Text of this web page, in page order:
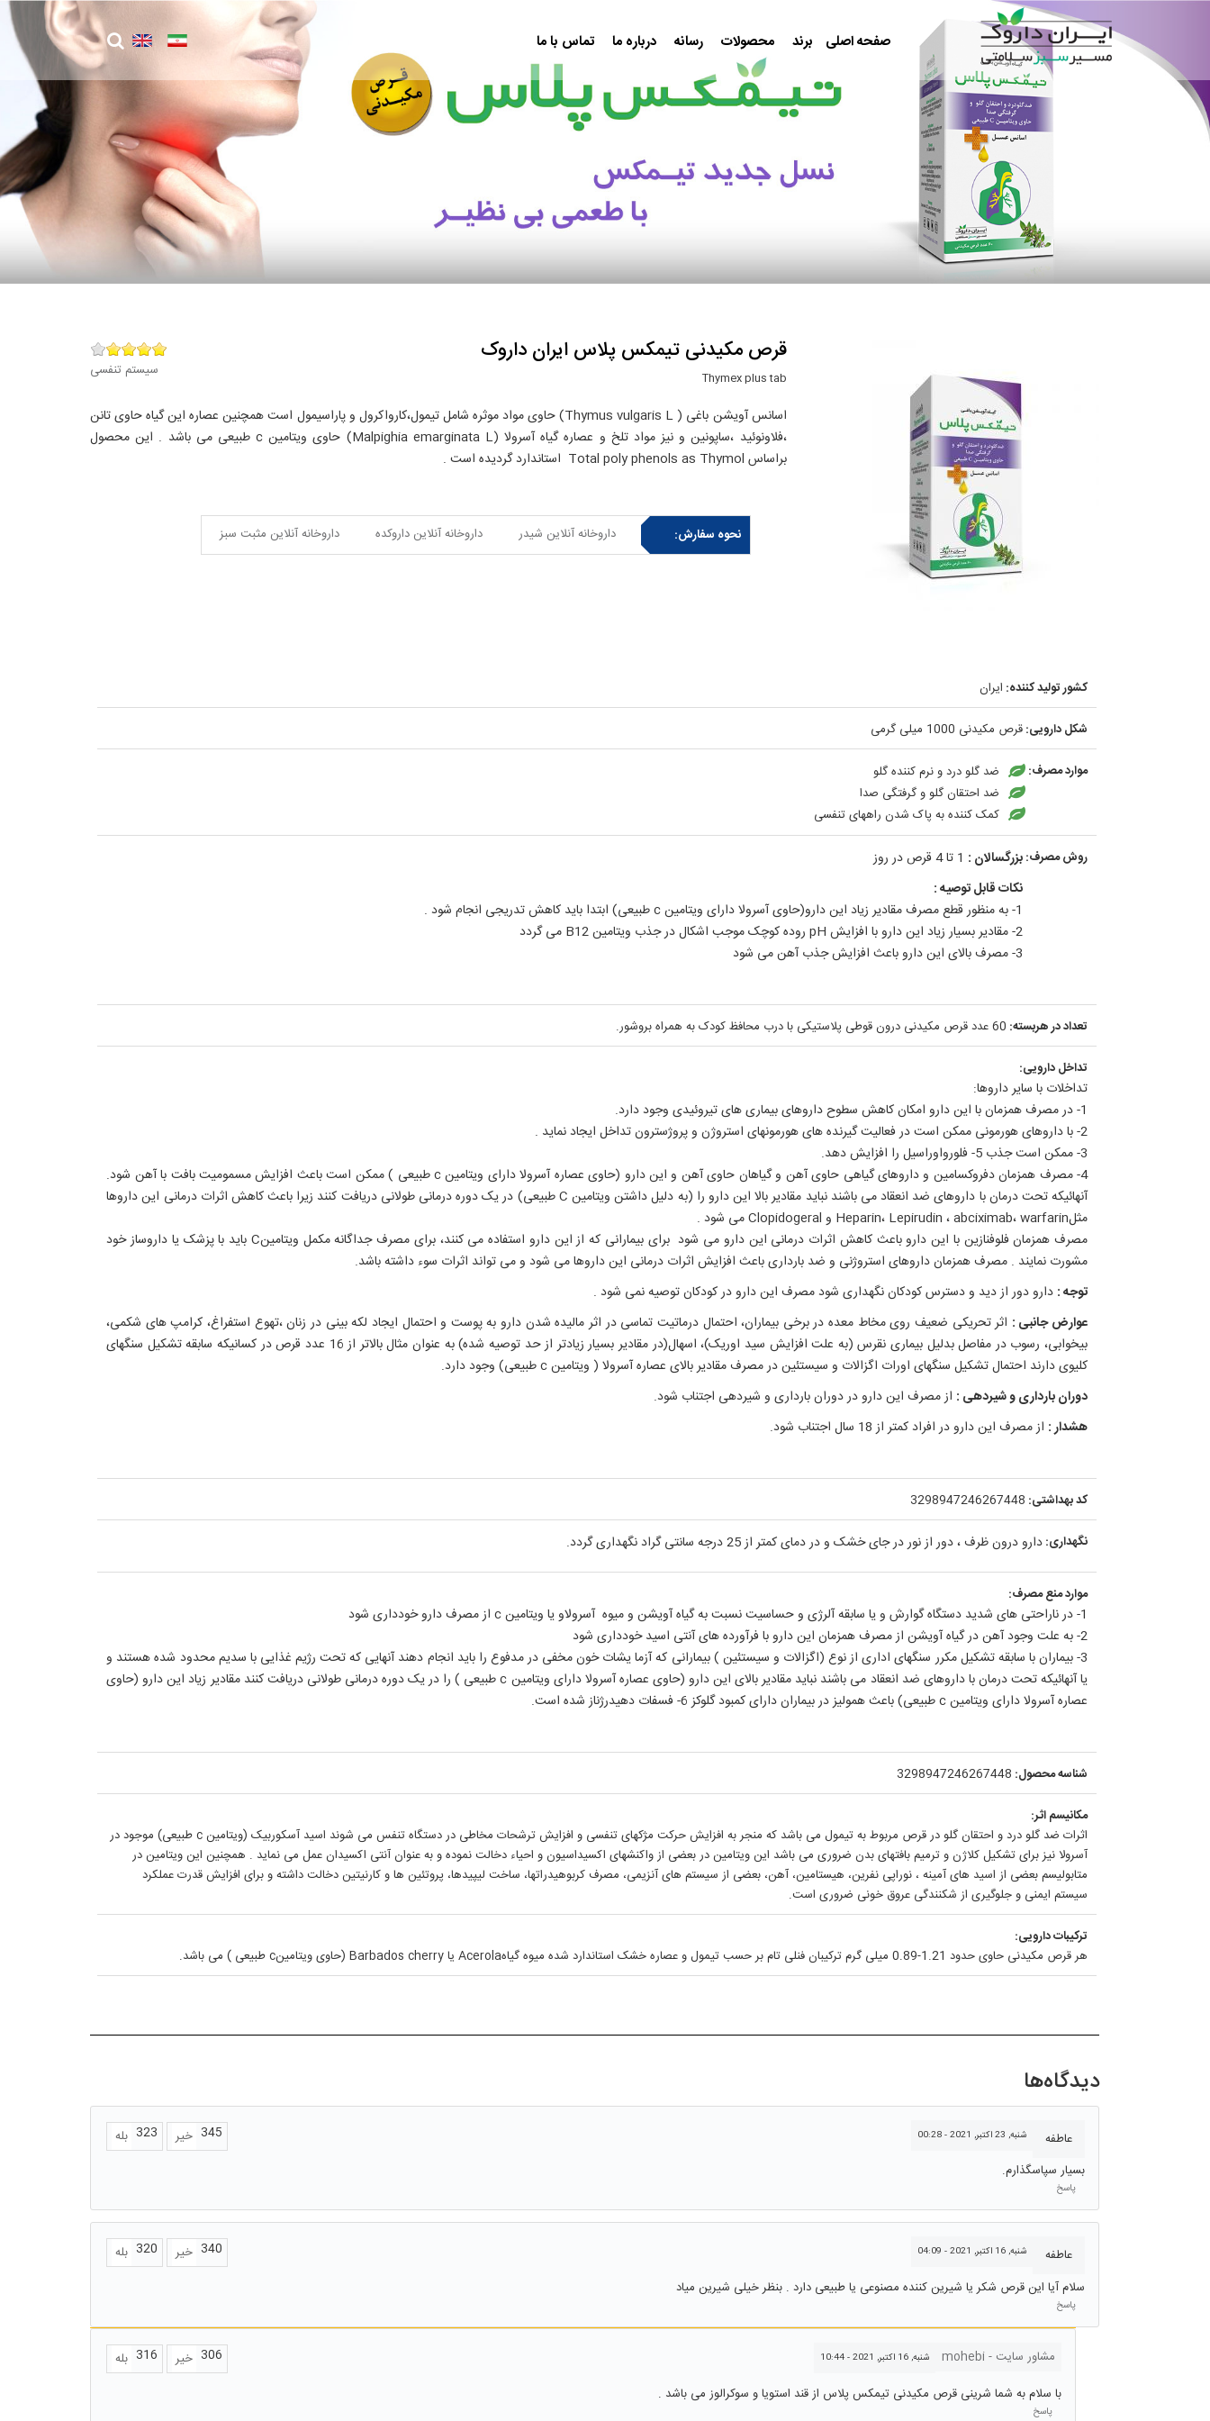
صفحه اصلی برند محصولات رسانه درباره ما تماس با ما
قرص مکیدنی تیمکس پلاس ایران داروک
Thymex plus tab سیستم تنفسی
اسانس آویشن باغی ( Thymus vulgaris L) حاوی مواد موثره شامل تیمول،کارواکرول و پاراسیمول است همچنین عصاره این گیاه حاوی تانن
،فلاونوئید ،ساپونین و نیز مواد تلخ و عصاره گیاه آسرولا (Malpighia emarginata L) حاوی ویتامین c طبیعی می باشد . این محصول
براساس Total poly phenols as Thymol استاندارد گردیده است .
نحوه سفارش: داروخانه آنلاین شیدر داروخانه آنلاین داروکده داروخانه آنلاین مثبت سبز
کشور تولید کننده: ایران
شکل دارویی:قرص مکیدنی 1000 میلی گرمی
موارد مصرف:
ضد گلو درد و نرم کننده گلو
ضد احتقان گلو و گرفتگی صدا
کمک کننده به پاک شدن راههای تنفسی
روش مصرف:بزرگسالان :
نکات قابل توصیه :
1- به منظور قطع مصرف مقادیر زیاد این دارو(حاوی آسرولا دارای ویتامین c طبیعی) ابتدا باید کاهش تدریجی انجام شود .
2- مقادیر بسیار زیاد این دارو با افزایش pH روده کوچک موجب اشکال در جذب ویتامین B12 می گردد
3- مصرف بالای این دارو باعث افزایش جذب آهن می شود
تعداد در هربسته: 60 عدد قرص مکیدنی درون قوطی پلاستیکی با درب محافظ کودک به همراه بروشور.
تداخل دارویی:
تداخلات با سایر داروها:
1- در مصرف همزمان با این دارو امکان کاهش سطوح داروهای بیماری های تیروئیدی وجود دارد.
2- با داروهای هورمونی ممکن است در فعالیت گیرنده های هورمونهای استروژن و پروژسترون تداخل ایجاد نماید .
3- ممکن است جذب 5- فلورواوراسیل را افزایش دهد.
4- مصرف همزمان دفروکسامین و داروهای گیاهی حاوی آهن و گیاهان حاوی آهن و این دارو (حاوی عصاره آسرولا دارای ویتامین c طبیعی ) ممکن است باعث افزایش مسمومیت بافت با آهن شود.
آنهائیکه تحت درمان با داروهای ضد انعقاد می باشند نباید مقادیر بالا این دارو را (به دلیل داشتن ویتامین C طبیعی) در یک دوره درمانی طولانی دریافت کنند زیرا باعث کاهش اثرات درمانی این داروها
مثلHeparin، Lepirudin ، abciximab، warfarin و Clopidogeral می شود .
مصرف همزمان فلوفنازین با این دارو باعث کاهش اثرات درمانی این دارو می شود برای بیمارانی که از این دارو استفاده می کنند، برای مصرف جداگانه مکمل ویتامینC باید با پزشک یا داروساز خود
مشورت نمایند . مصرف همزمان داروهای استروژنی و ضد بارداری باعث افزایش اثرات درمانی این داروها می شود و می تواند اثرات سوء داشته باشد.
توجه : دارو دور از دید و دسترس کودکان نگهداری شود مصرف این دارو در کودکان توصیه نمی شود .
عوارض جانبی : اثر تحریکی ضعیف روی مخاط معده در برخی بیماران، احتمال درماتیت تماسی در اثر مالیده شدن دارو به پوست و احتمال ایجاد لکه بینی در زنان ،تهوع استفراغ، کرامپ های شکمی،
بیخوابی، رسوب در مفاصل بدلیل بیماری نقرس (به علت افزایش سید اوریک)، اسهال(در مقادیر بسیار زیادتر از حد توصیه شده) به عنوان مثال بالاتر از 16 عدد قرص در کسانیکه سابقه تشکیل سنگهای
کلیوی دارند احتمال تشکیل سنگهای اورات اگزالات و سیستئین در مصرف مقادیر بالای عصاره آسرولا ( ویتامین c طبیعی) وجود دارد.
دوران بارداری و شیردهی : از مصرف این دارو در دوران بارداری و شیردهی اجتناب شود.
هشدار : از مصرف این دارو در افراد کمتر از 18 سال اجتناب شود.
کد بهداشتی: 3298947246267448
نگهداری:دارو درون ظرف ، دور از نور در جای خشک و در دمای کمتر از 25 درجه سانتی گراد نگهداری گردد.
موارد منع مصرف:
1- در ناراحتی های شدید دستگاه گوارش و یا سابقه آلرژی و حساسیت نسبت به گیاه آویشن و میوه آسرولاو یا ویتامین c از مصرف دارو خودداری شود
2- به علت وجود آهن در گیاه آویشن از مصرف همزمان این دارو با فرآورده های آنتی اسید خودداری شود
3- بیماران با سابقه تشکیل مکرر سنگهای اداری از نوع (اگزالات و سیستئین ) بیمارانی که آزما یشات خون مخفی در مدفوع را باید انجام دهند آنهایی که تحت رژیم غذایی با سدیم محدود شده هستند و
یا آنهائیکه تحت درمان با داروهای ضد انعقاد می باشند نباید مقادیر بالای این دارو (حاوی عصاره آسرولا دارای ویتامین c طبیعی ) را در یک دوره درمانی طولانی دریافت کنند مقادیر زیاد این دارو (حاوی
عصاره آسرولا دارای ویتامین c طبیعی) باعث همولیز در بیماران دارای کمبود گلوکز 6- فسفات دهیدرژناز شده است.
شناسه محصول: 3298947246267448
مکانیسم اثر:
اثرات ضد گلو درد و احتقان گلو در قرص مربوط به تیمول می باشد که منجر به افزایش حرکت مژکهای تنفسی و افزایش ترشحات مخاطی در دستگاه تنفس می شوند اسید آسکوربیک (ویتامین c طبیعی) موجود در
آسرولا نیز برای تشکیل کلاژن و ترمیم بافتهای بدن ضروری می باشد این ویتامین در بعضی از واکنشهای اکسیداسیون و احیاء دخالت نموده و به عنوان آنتی اکسیدان عمل می نماید . همچنین این ویتامین در
متابولیسم بعضی از اسید های آمینه ، نوراپی نفرین، هیستامین، آهن، بعضی از سیستم های آنزیمی، مصرف کربوهیدراتها، ساخت لیپیدها، پروتئین ها و کارنیتین دخالت داشته و برای افزایش قدرت عملکرد
سیستم ایمنی و جلوگیری از شکنندگی عروق خونی ضروری است.
ترکیبات دارویی:
هر قرص مکیدنی حاوی حدود 1.21-0.89 میلی گرم ترکیبان فنلی تام بر حسب تیمول و عصاره خشک استاندارد شده میوه گیاهAcerola یا Barbados cherry (حاوی ویتامینc طبیعی ) می باشد.
دیدگاه‌ها
عاطفه شنبه, 23 اکتبر, 2021 - 00:28 بله 323 خیر 345
بسیار سپاسگذارم.
پاسخ
عاطفه شنبه, 16 اکتبر, 2021 - 04:09 بله 320 خیر 340
سلام آیا این قرص شکر یا شیرین کننده مصنوعی یا طبیعی دارد . بنظر خیلی شیرین میاد
پاسخ
مشاور سایت - mohebi شنبه, 16 اکتبر, 2021 - 10:44 بله 316 خیر 306
با سلام به شما شرینی قرص مکیدنی تیمکس پلاس از قند استویا و سوکرالوز می باشد .
پاسخ